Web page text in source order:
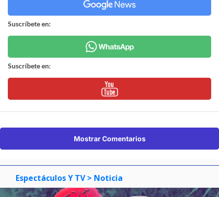
Suscríbete en:
Suscríbete en:
Mostrar Comentarios
Espectáculos Y TV > Noticia